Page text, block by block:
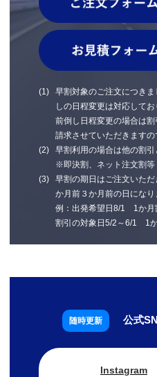
早割対象のご注文につき
しの日程変更は対応してお
前倒し日程変更の場合は
請求させていただきますの
早割利用の場合は他の割引
※即決割、ネット注文割等
早割の期日はご注文いた
か月前３か月前の日になり
例：出発希望日8/1 1か
割引の対象日5/2～6/1 1
公式
Instagram